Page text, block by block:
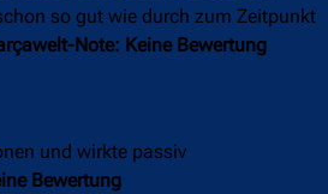
so gut wie durch zum Zeitpunkt
Note: Keine Bewertung
und wirkte passiv
Bewertung